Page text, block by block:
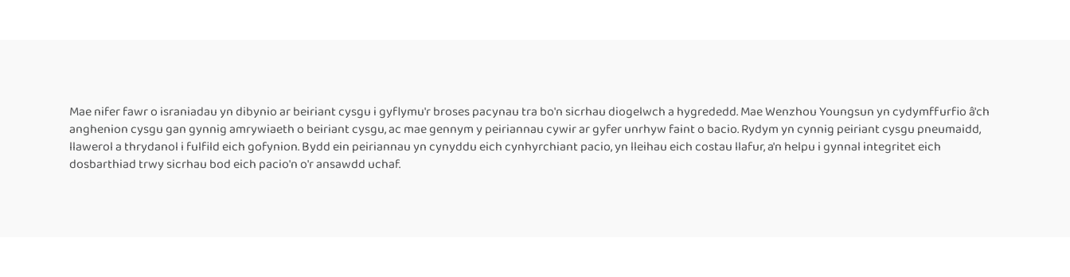
Mae nifer fawr o israniadau yn dibynio ar beiriant cysgu i gyflymu'r broses pacynau tra bo'n sicrhau diogelwch a hygrededd. Mae Wenzhou Youngsun yn cydymffurfio â'ch
anghenion cysgu gan gynnig amrywiaeth o beiriant cysgu, ac mae gennym y peiriannau cywir ar gyfer unrhyw faint o bacio. Rydym yn cynnig peiriant cysgu pneumaidd,
llawerol a thrydanol i fulfild eich gofynion. Bydd ein peiriannau yn cynyddu eich cynhyrchiant pacio, yn lleihau eich costau llafur, a'n helpu i gynnal integritet eich
dosbarthiad trwy sicrhau bod eich pacio'n o'r ansawdd uchaf.